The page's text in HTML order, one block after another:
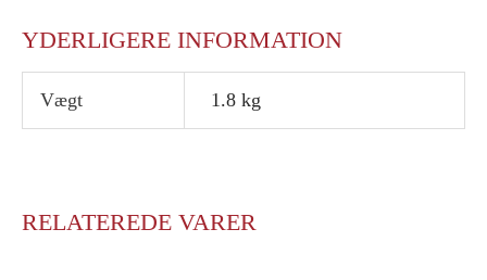
YDERLIGERE INFORMATION
Vægt 1.8 kg
RELATEREDE VARER